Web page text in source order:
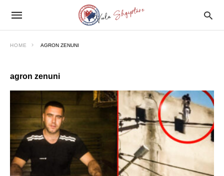
HOME AGRON ZENUNI
agron zenuni